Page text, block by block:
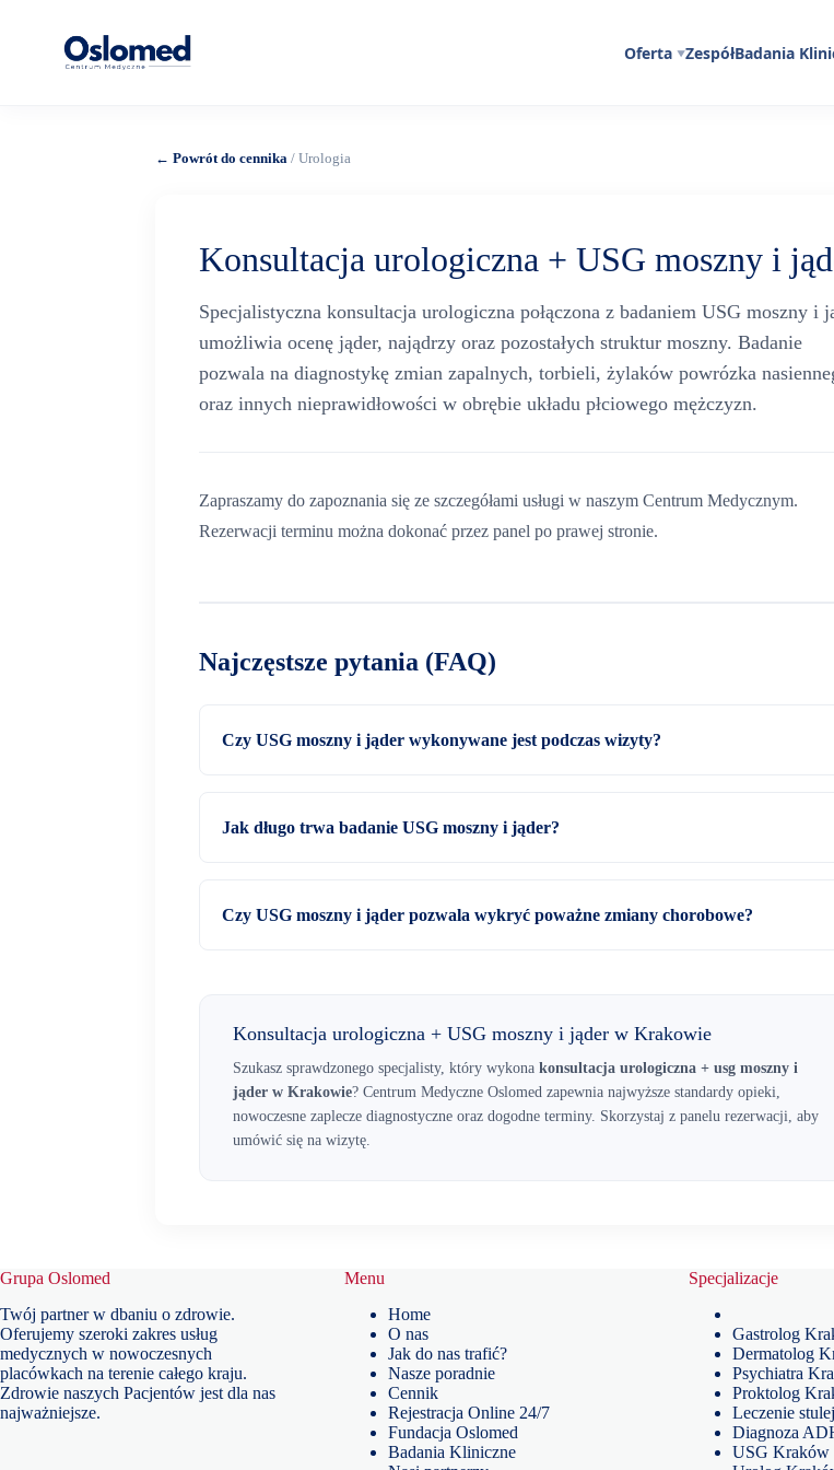
Oferta ZespółBadania
← Powrót do cennika / Urologia
Konsultacja urologiczna + USG moszny i
Specjalistyczna konsultacja urologiczna połączona z badaniem USG moszny i
umożliwia ocenę jąder, najądrzy oraz pozostałych struktur moszny. Badanie
pozwala na diagnostykę zmian zapalnych, torbieli, żylaków powrózka
oraz innych nieprawidłowości w obrębie układu płciowego mężczyzn.
Zapraszamy do zapoznania się ze szczegółami usługi w naszym Centrum Medycznym.
Rezerwacji terminu można dokonać przez panel po prawej stronie.
Najczęstsze pytania (FAQ)
Czy USG moszny i jąder wykonywane jest podczas wizyty?
Jak długo trwa badanie USG moszny i jąder?
Czy USG moszny i jąder pozwala wykryć poważne zmiany chorobowe?
Konsultacja urologiczna + USG moszny i jąder w Krakowie
Szukasz sprawdzonego specjalisty, który wykona konsultacja urologiczna + usg moszny i
jąder w Krakowie? Centrum Medyczne Oslomed zapewnia najwyższe standardy opieki,
nowoczesne zaplecze diagnostyczne oraz dogodne terminy. Skorzystaj z panelu rezerwacji, aby
umówić się na wizytę.
Grupa Oslomed
Twój partner w dbaniu o zdrowie.
Oferujemy szeroki zakres usług
medycznych w nowoczesnych
placówkach na terenie całego kraju.
Zdrowie naszych Pacjentów jest dla nas
najważniejsze.
Menu
Home
O nas
Jak do nas trafić?
Nasze poradnie
Cennik
Rejestracja Online 24/7
Fundacja Oslomed
Badania Kliniczne
Specjalizacje
Gastrolog
Dermatolog
Psychiatra
Proktolog
Leczenie
Diagnoza
USG Kraków